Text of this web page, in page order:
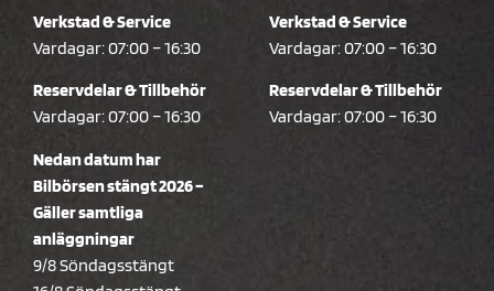
Verkstad & Service
Vardagar: 07:00 – 16:30
Reservdelar & Tillbehör
Vardagar: 07:00 – 16:30
Nedan datum har
Bilbörsen stängt 2026 –
Gäller samtliga
anläggningar
9/8 Söndagsstängt
Verkstad & Service
Vardagar: 07:00 – 16:30
Reservdelar & Tillbehör
Vardagar: 07:00 – 16:30